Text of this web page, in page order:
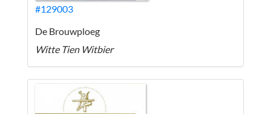
#129003
De Brouwploeg
Witte Tien Witbier